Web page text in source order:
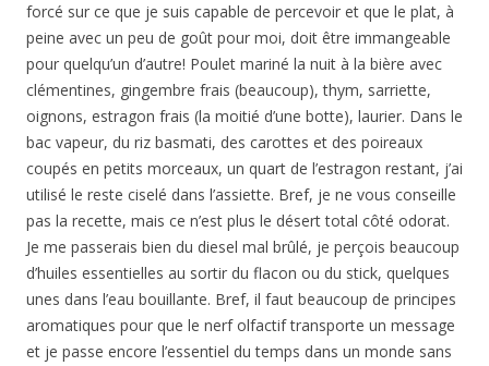
forcé sur ce que je suis capable de percevoir et que le plat, à
peine avec un peu de goût pour moi, doit être immangeable
pour quelqu’un d’autre! Poulet mariné la nuit à la bière avec
clémentines, gingembre frais (beaucoup), thym, sarriette,
oignons, estragon frais (la moitié d’une botte), laurier. Dans le
bac vapeur, du riz basmati, des carottes et des poireaux
coupés en petits morceaux, un quart de l’estragon restant, j’ai
utilisé le reste ciselé dans l’assiette. Bref, je ne vous conseille
pas la recette, mais ce n’est plus le désert total côté odorat.
Je me passerais bien du diesel mal brûlé, je perçois beaucoup
d’huiles essentielles au sortir du flacon ou du stick, quelques
unes dans l’eau bouillante. Bref, il faut beaucoup de principes
aromatiques pour que le nerf olfactif transporte un message
et je passe encore l’essentiel du temps dans un monde sans